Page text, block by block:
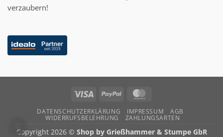
verzaubern!
Visa PayPal
DATENSCHUTZERKLÄRUNG IMPRESSUM
AGB
WIDERRUFSBELEHRUNG
ZAHLUNGSARTEN
Copyright 2026 © Shop by Grießhammer & Stumpe GbR